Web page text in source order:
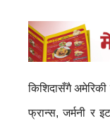
किशिदासँगै
फ्रान्स, जर्मनी र